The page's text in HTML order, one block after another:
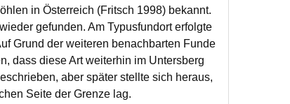
in Österreich (Fritsch 1998) bekannt.
gefunden. Am Typusfundort erfolgte
Grund der weiteren benachbarten Funde
dass diese Art weiterhin im Untersberg
aber später stellte sich heraus,
Seite der Grenze lag.